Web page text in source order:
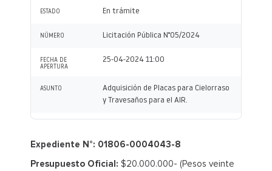
ESTADO En trámite
NÚMERO Licitación Pública N°05/2024
FECHA DE
APERTURA
25-04-2024 11:00
ASUNTO
Adquisición de Placas para Cielorraso
y Travesaños para el AIR.
Expediente N°: 01806-0004043-8
Presupuesto Oficial: $20.000.000- (Pesos veinte